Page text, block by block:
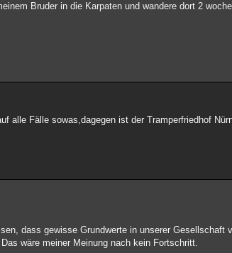
Bruder in die Karpaten und wandere dort 2
alle Fälle sowas,dagegen ist der Tramperfriedhof
dass gewisse Grundwerte in unserer
wäre meiner Meinung nach kein Fortschritt.